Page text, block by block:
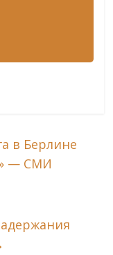
в Берлине
— СМИ